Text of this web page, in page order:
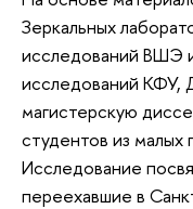
Зеркальных
исследований ВШЭ
исследований КФУ,
магистерскую
студентов из малых
Исследование
переехавшие в